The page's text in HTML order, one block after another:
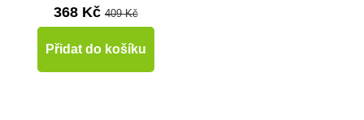
368 Kč 409 Kč
Přidat do košíku